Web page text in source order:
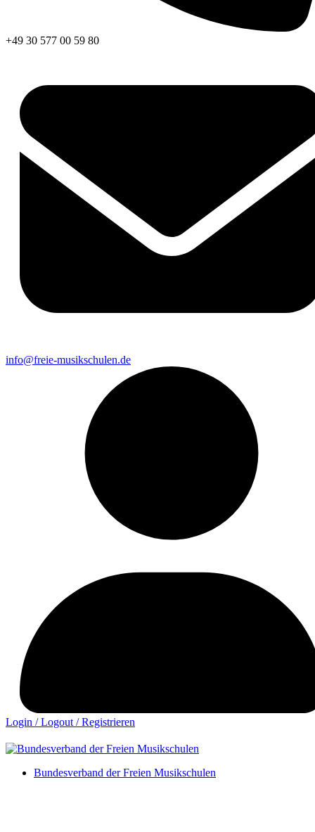
+49 30 577 00 59 80
info@freie-musikschulen.de
Login / Logout / Registrieren
Bundesverband der Freien Musikschulen